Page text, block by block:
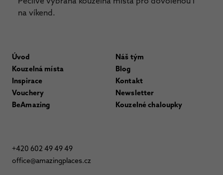
na víkend.
Úvod
Kouzelná místa
Inspirace
Vouchery
BeAmazing
Náš tým
Blog
Kontakt
Newsletter
Kouzelné chaloupky
+420 602 49 49 49
office@amazingplaces.cz